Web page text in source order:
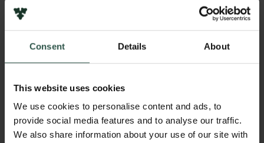
Consent Details About
This website uses cookies
We use cookies to personalise content and ads, to
provide social media features and to analyse our traffic.
We also share information about your use of our site with
hvorfor bestemte politiske budskaber dukker
”Det er jo næsten helt grotesk, at der er
hvordan de fungerer og opererer,”
understreger Claes Holger de Vreese.